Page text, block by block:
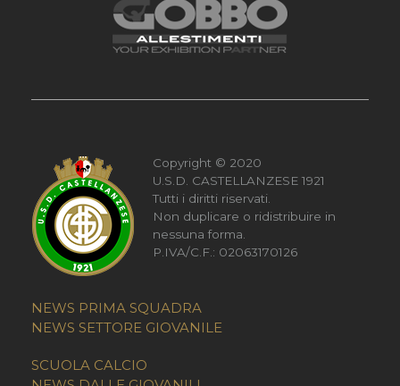
Copyright © 2020
U.S.D. CASTELLANZESE 1921
Tutti i diritti riservati.
Non duplicare o ridistribuire in
nessuna forma.
P.IVA/C.F.: 02063170126
NEWS PRIMA SQUADRA
NEWS SETTORE GIOVANILE
SCUOLA CALCIO